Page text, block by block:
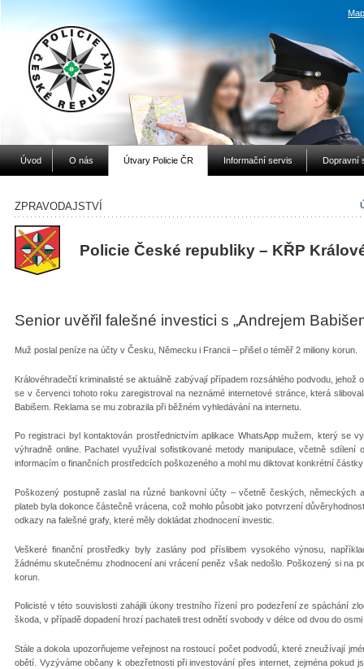
Úvod O nás Útvary Policie ČR Informační servis Dopravní
ZPRAVODAJSTVÍ
Policie České republiky – KŘP
Senior uvěřil falešné investici s „Andrejem
Muž poslal peníze na účty v Česku, Německu i Francii – přišel o téměř 2 miliony korun.
Královéhradečtí kriminalisté se aktuálně zabývají případem rozsáhlého podvodu,
se v červenci tohoto roku zaregistroval na neznámé internetové stránce, která
Babišem. Reklama se mu zobrazila při běžném vyhledávání na internetu.
Po registraci byl kontaktován prostřednictvím aplikace WhatsApp mužem, který se
výhradně online. Pachatel využíval sofistikované metody manipulace, včetně
informacím o finančních prostředcích poškozeného a mohl mu diktovat konkrétní
Poškozený postupně zaslal na různé bankovní účty – včetně českých, německých
plateb byla dokonce částečně vrácena, což mohlo působit jako potvrzení
odkazy na falešné grafy, které měly dokládat zhodnocení investic.
Veškeré finanční prostředky byly zaslány pod příslibem vysokého výnosu,
žádnému skutečnému zhodnocení ani vrácení peněz však nedošlo. Poškozený si na
korun.
Policisté v této souvislosti zahájili úkony trestního řízení pro podezření ze spáchání
škoda, v případě dopadení hrozí pachateli trest odnětí svobody v délce od dvou do osmi
Stále a dokola upozorňujeme veřejnost na rostoucí počet podvodů, které zneužívají
obětí. Vyzýváme občany k obezřetnosti při investování přes internet, zejména pokud